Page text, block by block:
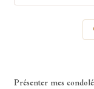
Votre nom
Présenter mes